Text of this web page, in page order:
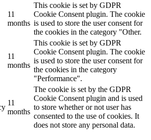
11
months
This cookie is set by GDPR
Cookie Consent plugin. The cookie
is used to store the user consent for
the cookies in the category "Other.
11
months
This cookie is set by GDPR
Cookie Consent plugin. The cookie
is used to store the user consent for
the cookies in the category
"Performance".
11
months
The cookie is set by the GDPR
Cookie Consent plugin and is used
to store whether or not user has
consented to the use of cookies. It
does not store any personal data.